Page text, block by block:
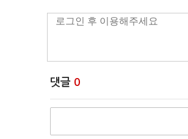
댓글 0